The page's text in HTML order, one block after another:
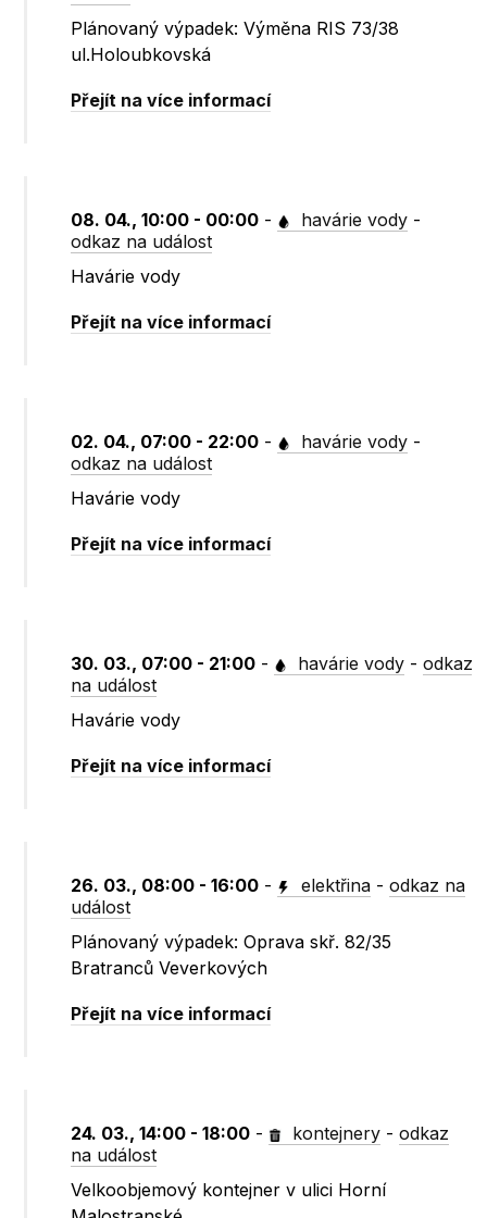
Plánovaný výpadek: Výměna RIS 73/38
ul.Holoubkovská
Přejít na více informací
08. 04., 10:00 - 00:00 - havárie vody -
odkaz na událost
Havárie vody
Přejít na více informací
02. 04., 07:00 - 22:00 - havárie vody -
odkaz na událost
Havárie vody
Přejít na více informací
30. 03., 07:00 - 21:00 - havárie vody -odkaz
na událost
Havárie vody
Přejít na více informací
26. 03., 08:00 - 16:00 - elektřina -odkaz na
událost
Plánovaný výpadek: Oprava skř. 82/35
Bratranců Veverkových
Přejít na více informací
24. 03., 14:00 - 18:00 - kontejnery -odkaz
na událost
Velkoobjemový kontejner v ulici Horní